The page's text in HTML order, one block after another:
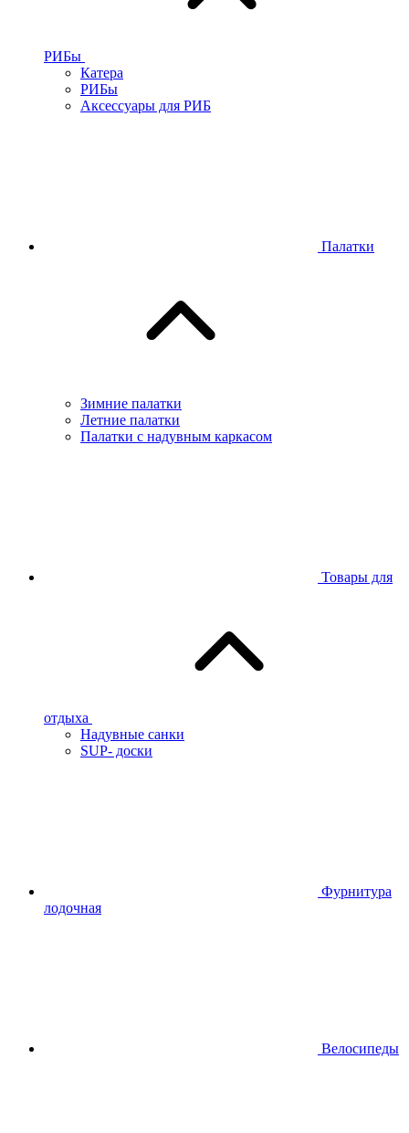
РИБы
Катера
РИБы
Аксессуары для РИБ
Палатки
Зимние палатки
Летние палатки
Палатки с надувным каркасом
Товары для
отдыха
Надувные санки
SUP- доски
Фурнитура
лодочная
Велосипеды